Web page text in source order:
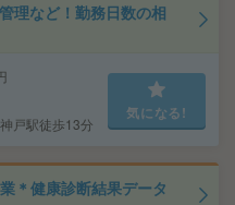
理など！勤務日数の相
戸駅徒歩13分
気になる!
＊健康診断結果データ